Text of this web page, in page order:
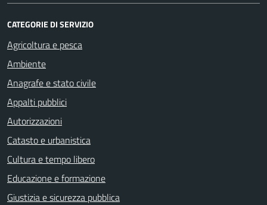
CATEGORIE DI SERVIZIO
Agricoltura e pesca
Ambiente
Anagrafe e stato civile
Appalti pubblici
Autorizzazioni
Catasto e urbanistica
Cultura e tempo libero
Educazione e formazione
Giustizia e sicurezza pubblica